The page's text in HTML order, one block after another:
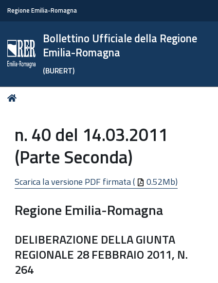
Regione Emilia-Romagna
Bollettino Ufficiale della Regione
Emilia-Romagna
(BURERT)
Tu
n. 40 del 14.03.2011
(Parte Seconda)
Scarica la versione PDF firmata ( 0.52Mb)
Regione Emilia-Romagna
DELIBERAZIONE DELLA GIUNTA
REGIONALE 28 FEBBRAIO 2011, N.
264